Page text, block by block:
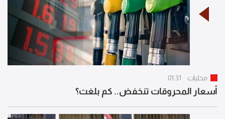
محليات 01:31
أسعار المحروقات تنخفض.. كم بلغت؟